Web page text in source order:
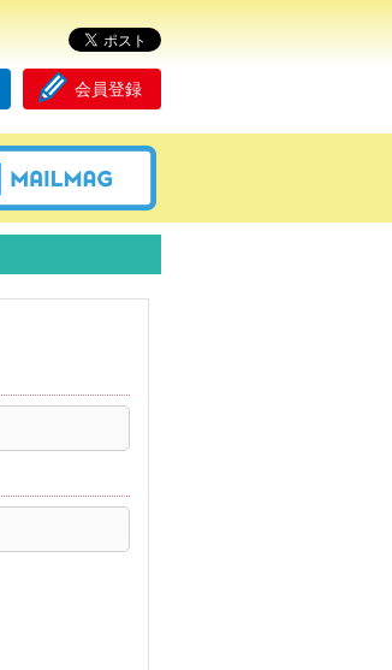
会員登録